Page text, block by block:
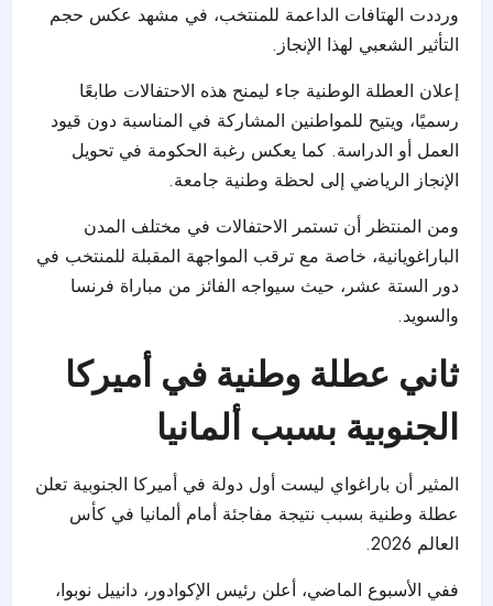
ورددت الهتافات الداعمة للمنتخب، في مشهد عكس حجم
التأثير الشعبي لهذا الإنجاز.
إعلان العطلة الوطنية جاء ليمنح هذه الاحتفالات طابعًا
رسميًا، ويتيح للمواطنين المشاركة في المناسبة دون قيود
العمل أو الدراسة. كما يعكس رغبة الحكومة في تحويل
الإنجاز الرياضي إلى لحظة وطنية جامعة.
ومن المنتظر أن تستمر الاحتفالات في مختلف المدن
الباراغويانية، خاصة مع ترقب المواجهة المقبلة للمنتخب في
دور الستة عشر، حيث سيواجه الفائز من مباراة فرنسا
والسويد.
ثاني عطلة وطنية في أميركا
الجنوبية بسبب ألمانيا
المثير أن باراغواي ليست أول دولة في أميركا الجنوبية تعلن
عطلة وطنية بسبب نتيجة مفاجئة أمام ألمانيا في كأس
العالم 2026.
ففي الأسبوع الماضي، أعلن رئيس الإكوادور، دانييل نوبوا،